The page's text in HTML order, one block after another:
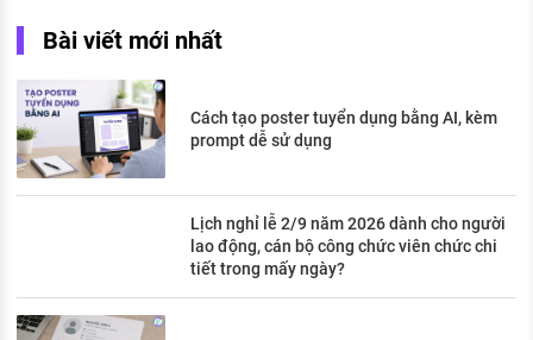
Bài viết mới nhất
Cách tạo poster tuyển dụng bằng AI, kèm
prompt dễ sử dụng
Lịch nghỉ lễ 2/9 năm 2026 dành cho người
lao động, cán bộ công chức viên chức chi
tiết trong mấy ngày?